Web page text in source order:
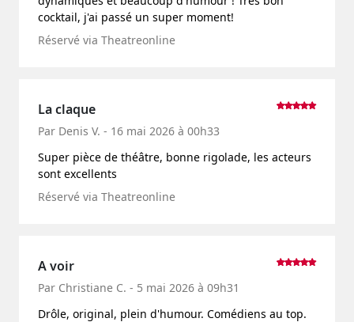
cocktail, j'ai passé un super moment!
Réservé via Theatreonline
La claque
Par Denis V. - 16 mai 2026 à 00h33
Super pièce de théâtre, bonne rigolade, les acteurs
sont excellents
Réservé via Theatreonline
A voir
Par Christiane C. - 5 mai 2026 à 09h31
Drôle, original, plein d'humour. Comédiens au top.